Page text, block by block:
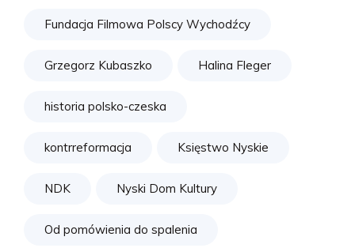
Fundacja Filmowa Polscy Wychodźcy
Grzegorz Kubaszko Halina Fleger
historia polsko-czeska
kontrreformacja Księstwo Nyskie
NDK Nyski Dom Kultury
Od pomówienia do spalenia